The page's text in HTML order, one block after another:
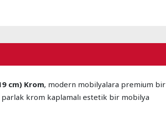
cm) Krom, modern mobilyalara premium bir
parlak krom kaplamalı estetik bir mobilya